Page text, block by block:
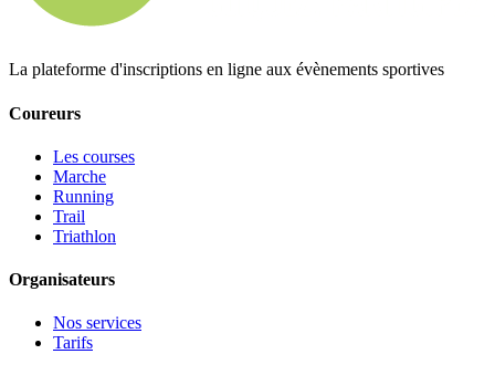
La plateforme d'inscriptions en ligne aux évènements sportives
Coureurs
Les courses
Marche
Running
Trail
Triathlon
Organisateurs
Nos services
Tarifs